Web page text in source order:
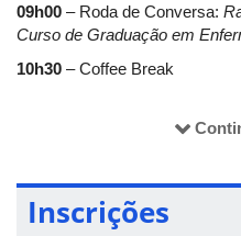
celebração e partilha. Sua
possamos, juntos, valorizar
conquistas e inspirar o futuro
09h00 – Roda de Conversa:
Curso de Graduação em
10h30 – Coffee Break
sua influência na formação do
12h00– Intervalo para o
Inscrições